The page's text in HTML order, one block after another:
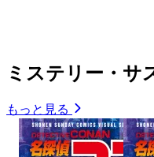
ミステリー・サ
もっと見る